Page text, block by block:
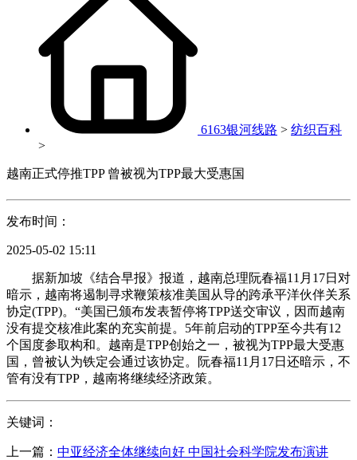
6163银河线路 > 纺织百科
>
越南正式停推TPP 曾被视为TPP最大受惠国
发布时间：
2025-05-02 15:11
据新加坡《结合早报》报道，越南总理阮春福11月17日对
暗示，越南将遏制寻求鞭策核准美国从导的跨承平洋伙伴关系
协定(TPP)。“美国已颁布发表暂停将TPP送交审议，因而越南
没有提交核准此案的充实前提。5年前启动的TPP至今共有12
个国度参取构和。越南是TPP创始之一，被视为TPP最大受惠
国，曾被认为铁定会通过该协定。阮春福11月17日还暗示，不
管有没有TPP，越南将继续经济政策。
关键词：
上一篇： 中亚经济全体继续向好 中国社会科学院发布演讲